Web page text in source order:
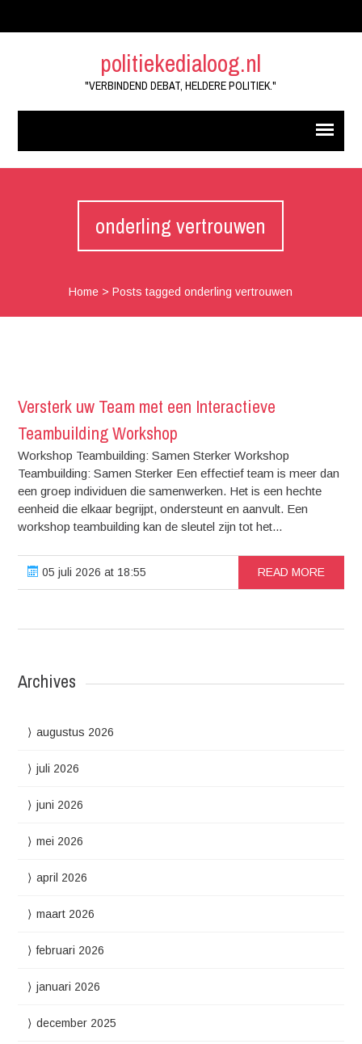
politiekedialoog.nl
"VERBINDEND DEBAT, HELDERE POLITIEK."
onderling vertrouwen
Home >Posts tagged onderling vertrouwen
Versterk uw Team met een Interactieve
Teambuilding Workshop
Workshop Teambuilding: Samen Sterker Workshop
Teambuilding: Samen Sterker Een effectief team is meer dan
een groep individuen die samenwerken. Het is een hechte
eenheid die elkaar begrijpt, ondersteunt en aanvult. Een
workshop teambuilding kan de sleutel zijn tot het...
05 juli 2026 at 18:55 READ MORE
Archives
augustus 2026
juli 2026
juni 2026
mei 2026
april 2026
maart 2026
februari 2026
januari 2026
december 2025